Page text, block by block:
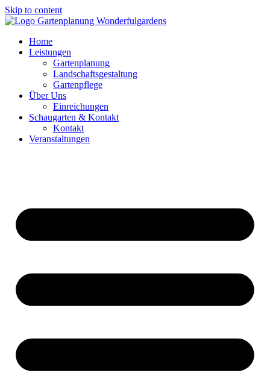
Skip to content
Home
Leistungen
Gartenplanung
Landschaftsgestaltung
Gartenpflege
Über Uns
Einreichungen
Schaugarten & Kontakt
Kontakt
Veranstaltungen